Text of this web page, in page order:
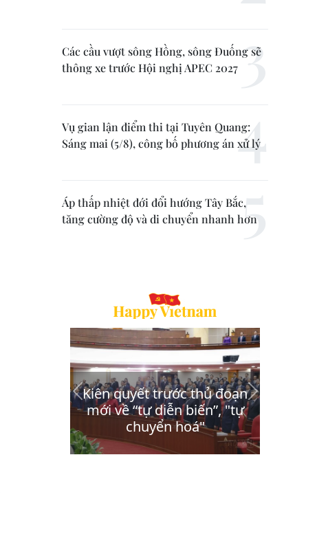
Các cầu vượt sông Hồng, sông Đuống sẽ
thông xe trước Hội nghị APEC 2027
Vụ gian lận điểm thi tại Tuyên Quang:
Sáng mai (5/8), công bố phương án xử lý
Áp thấp nhiệt đới đổi hướng Tây Bắc,
tăng cường độ và di chuyển nhanh hơn